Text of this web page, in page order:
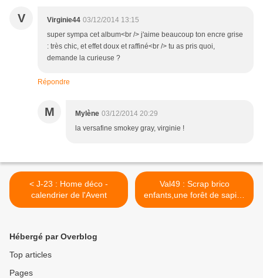
V Virginie44 03/12/2014 13:15
super sympa cet album<br /> j'aime beaucoup ton encre grise
: très chic, et effet doux et raffiné<br /> tu as pris quoi,
demande la curieuse ?
Répondre
M Mylène 03/12/2014 20:29
la versafine smokey gray, virginie !
< J-23 : Home déco -
calendrier de l'Avent
Val49 : Scrap brico
enfants,une forêt de sapins
.... >
Hébergé par Overblog
Top articles
Pages